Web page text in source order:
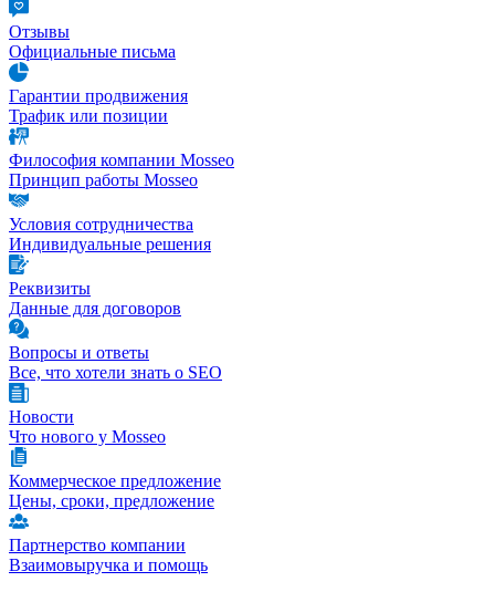
Отзывы
Официальные письма
Гарантии продвижения
Трафик или позиции
Философия компании Mosseo
Принцип работы Mosseo
Условия сотрудничества
Индивидуальные решения
Реквизиты
Данные для договоров
Вопросы и ответы
Все, что хотели знать о SEO
Новости
Что нового у Mosseo
Коммерческое предложение
Цены, сроки, предложение
Партнерство компании
Взаимовыручка и помощь